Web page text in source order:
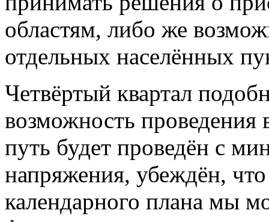
областям, либо же
отдельных населённых
Четвёртый квартал
возможность проведения
путь будет проведён с
напряжения, убеждён,
календарного плана мы